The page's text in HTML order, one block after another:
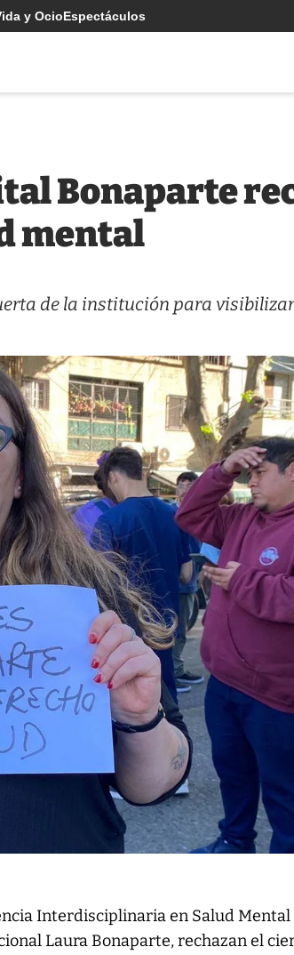
y OcioEspectáculos
Bonaparte
mental
de la institución para
Interdisciplinaria en Salud Mental
Laura Bonaparte, rechazan el